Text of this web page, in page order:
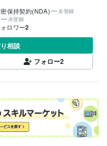
保持契約(NDA) 未登録
未登録
ロワー2
相談
フォロー2